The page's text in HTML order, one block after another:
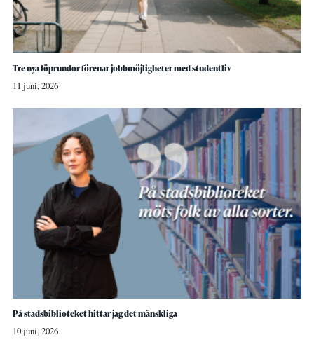
Tre nya löprundor förenar jobbmöjligheter med studentliv
11 juni, 2026
På stadsbiblioteket hittar jag det mänskliga
10 juni, 2026